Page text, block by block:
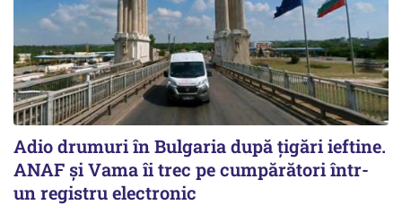
Adio drumuri în Bulgaria după țigări ieftine.
ANAF și Vama îi trec pe cumpărători într-
un registru electronic